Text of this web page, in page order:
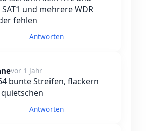
und mehrere WDR
fehlen
Antworten
vor 1 Jahr
bunte Streifen, flackern
Antworten